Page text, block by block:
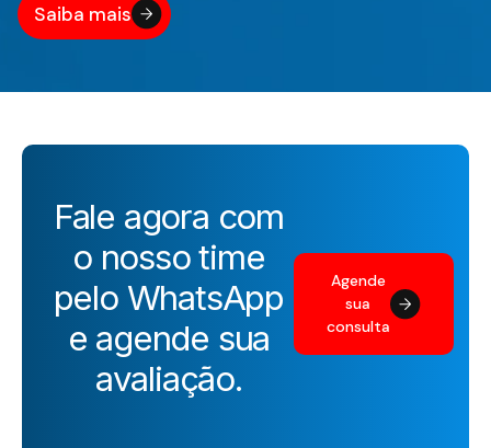
Saiba mais
Fale agora com
o nosso time
pelo WhatsApp
e agende sua
avaliação.
Agende
sua
consulta